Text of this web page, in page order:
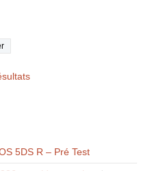
5DS R – Pré Test